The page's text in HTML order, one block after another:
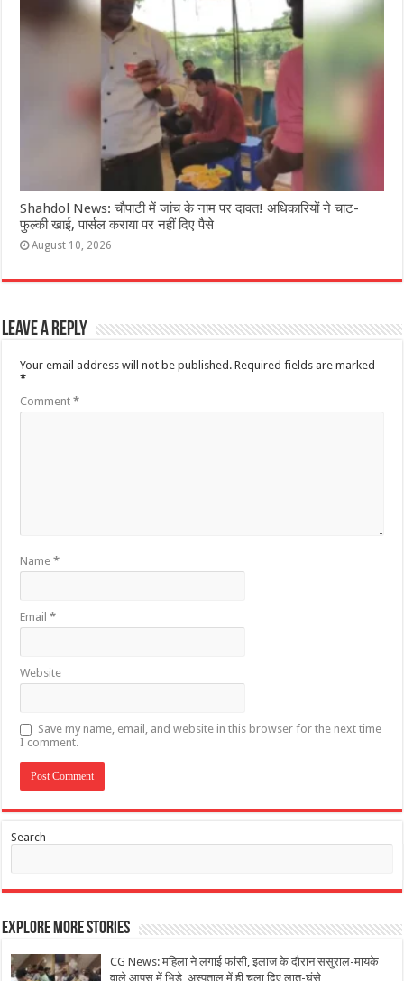
Shahdol News: चौपाटी में जांच के नाम पर दावत! अधिकारियों ने चाट-
फुल्की खाई, पार्सल कराया पर नहीं दिए पैसे
August 10, 2026
Leave a Reply
Your email address will not be published. Required fields are marked
*
Comment*
Name*
Email*
Website
Save my name, email, and website in this browser for the next time
I comment.
Search
Explore More Stories
CG News: महिला ने लगाई फांसी, इलाज के दौरान ससुराल-मायके
वाले आपस में भिड़े, अस्‍पताल में ही चला दिए लात-घूंसे